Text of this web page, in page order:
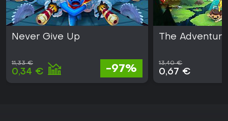
Never Give Up
11,33 €
0,34 € -97%
The
13,40 €
0,67 €